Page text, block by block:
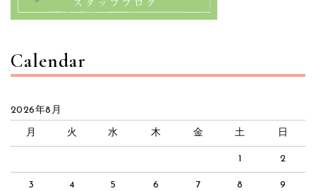
Calendar
2026年8月
月 火 水 木 金 土 日
1 2
3 4 5 6 7 8 9